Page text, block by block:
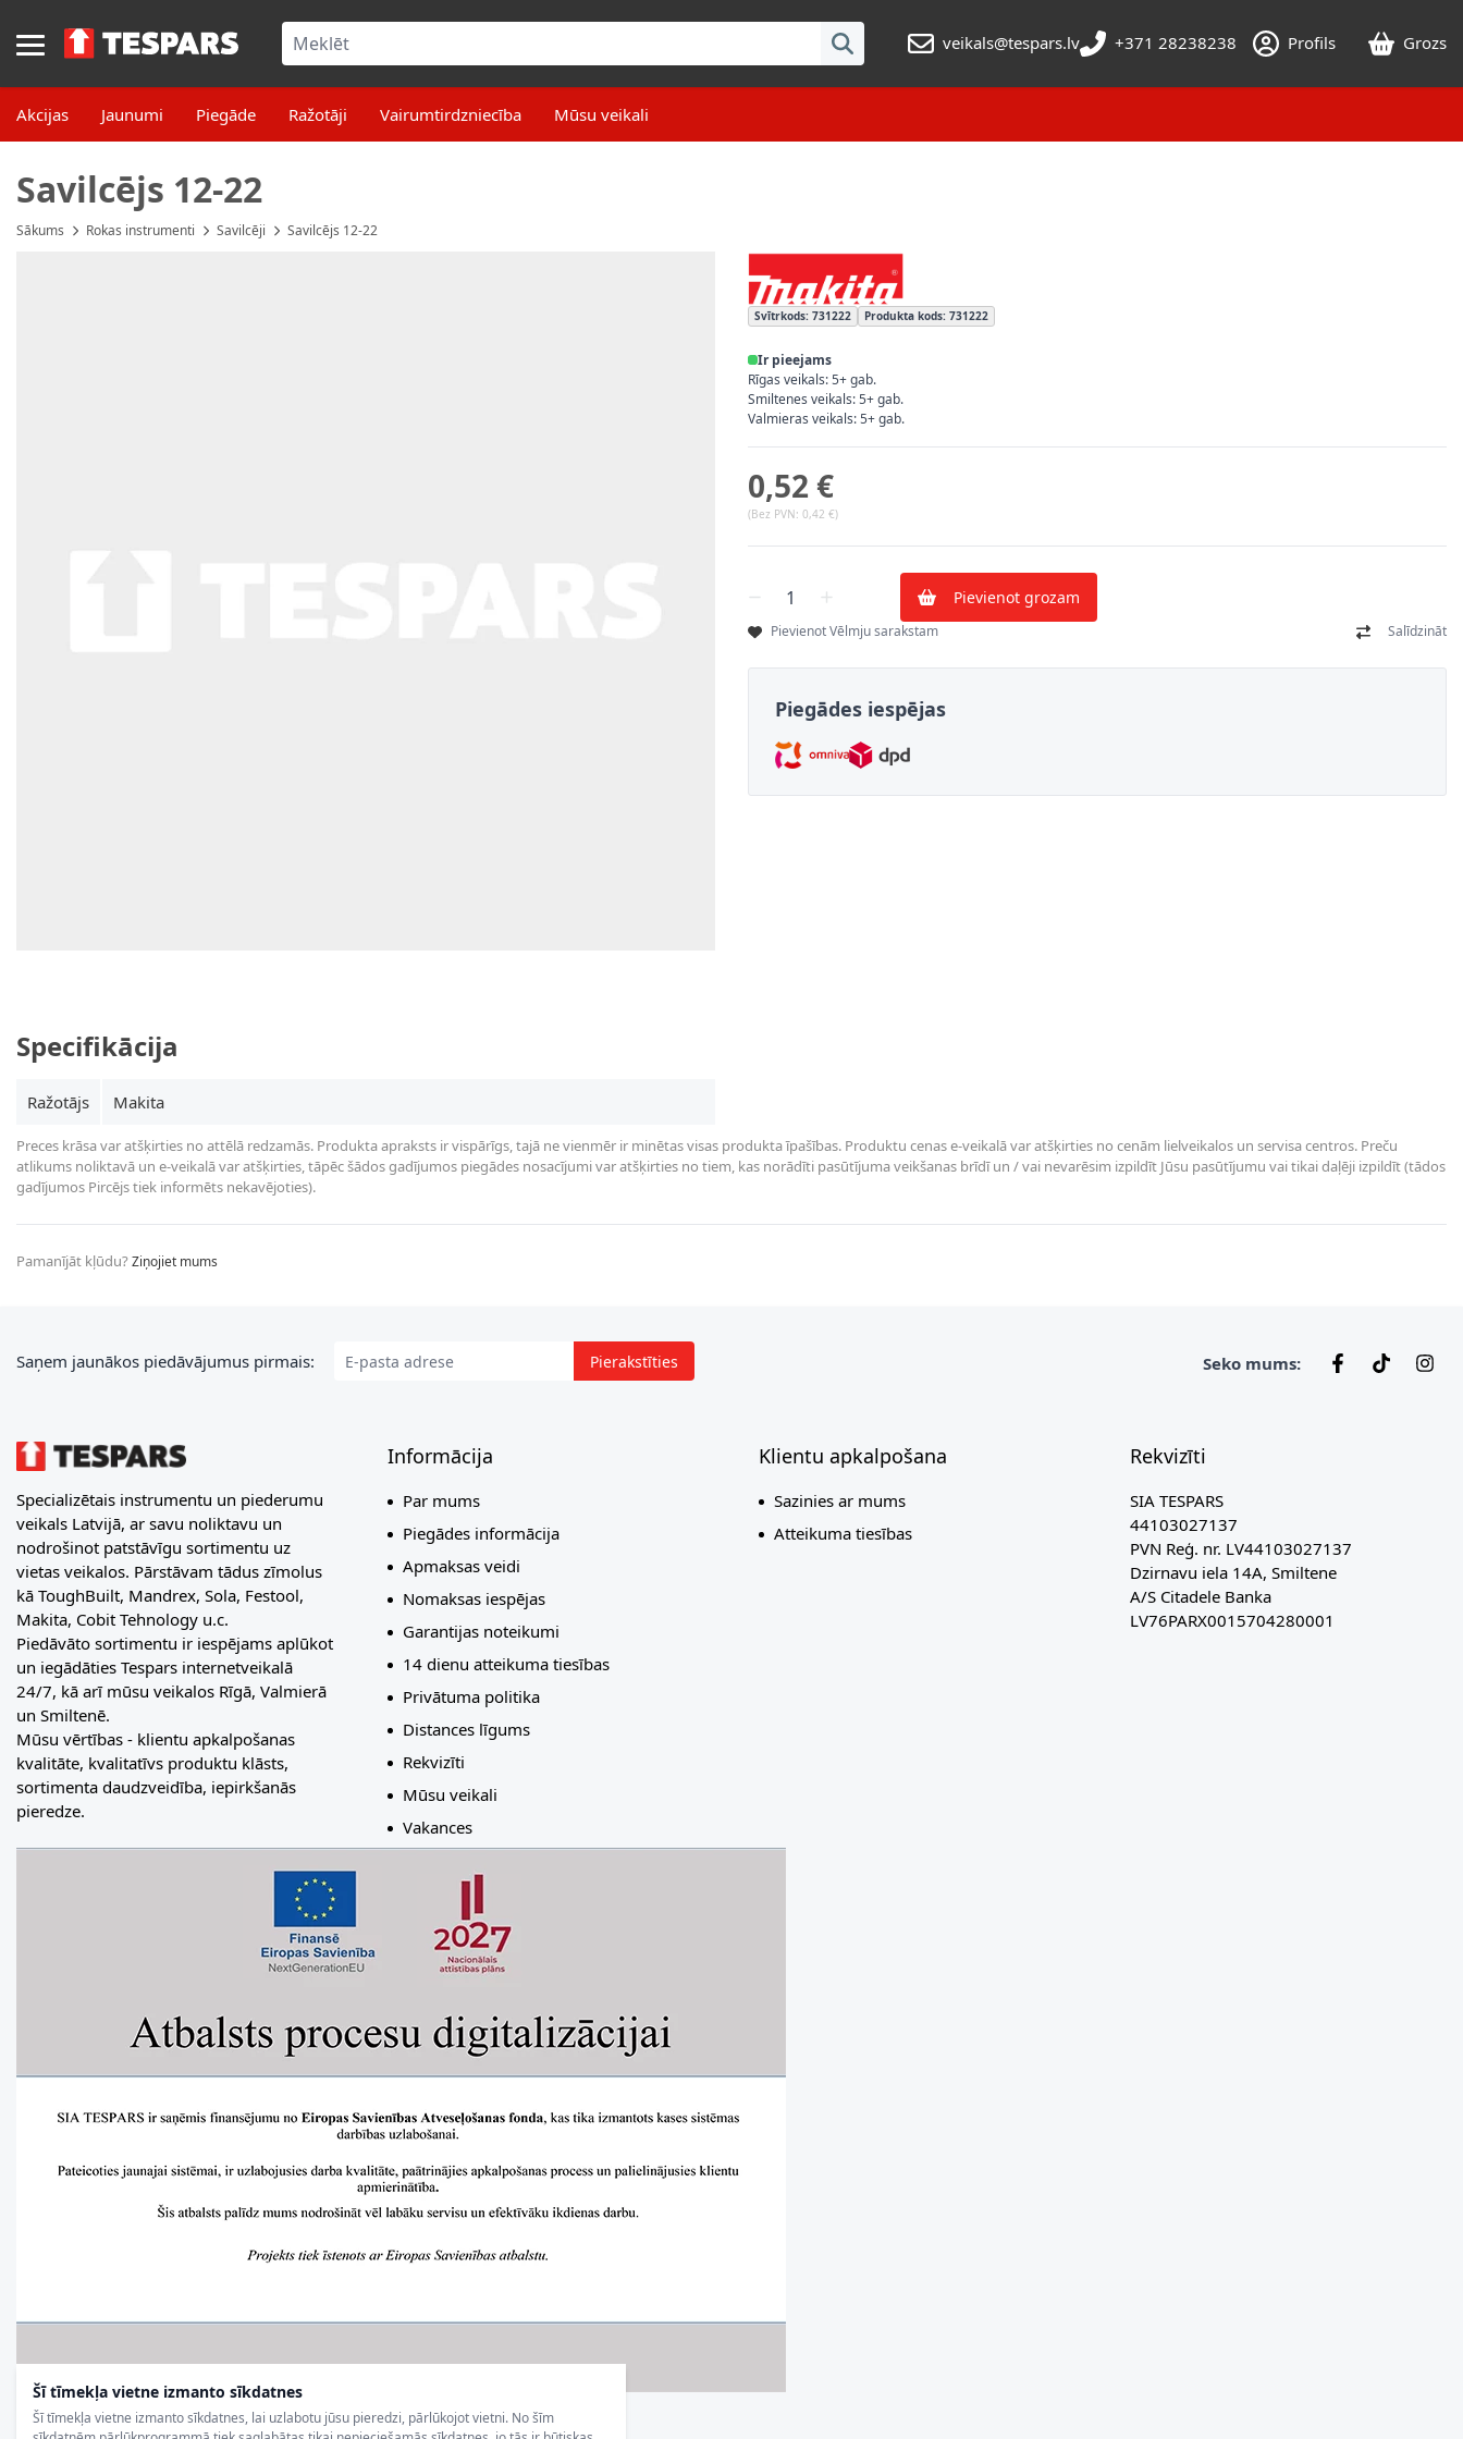
Šī tīmekļa vietne izmanto sīkdatnes
Šī tīmekļa vietne izmanto sīkdatnes, lai uzlabotu jūsu pieredzi, pārlūkojot vietni. No šīm
veikals@tespars.lv
+371 28238238 Profils Grozs
Akcijas Jaunumi Piegāde Ražotāji Vairumtirdzniecība Mūsu veikali
Savilcējs 12-22
Sākums Rokas instrumenti Savilcēji Savilcējs 12-22
Svītrkods: 731222 Produkta kods: 731222
Ir pieejams
Rīgas veikals: 5+ gab.
Smiltenes veikals: 5+ gab.
Valmieras veikals: 5+ gab.
0,52 €
(Bez PVN: 0,42 €)
Skaits Pievienot grozam
Pievienot Vēlmju sarakstam Salīdzināt
Piegādes iespējas
Specifikācija
Ražotājs Makita
Preces krāsa var atšķirties no attēlā redzamās. Produkta apraksts ir vispārīgs, tajā ne vienmēr ir minētas visas produkta īpašības. Produktu cenas e-veikalā var atšķirties no cenām lielveikalos un servisa centros. Preču
atlikums noliktavā un e-veikalā var atšķirties, tāpēc šādos gadījumos piegādes nosacījumi var atšķirties no tiem, kas norādīti pasūtījuma veikšanas brīdī un / vai nevarēsim izpildīt Jūsu pasūtījumu vai tikai daļēji izpildīt (tādos
gadījumos Pircējs tiek informēts nekavējoties).
Pamanījāt kļūdu?Ziņojiet mums
E-pasta adrese
Saņem jaunākos piedāvājumus pirmais: Pierakstīties Seko mums:
Specializētais instrumentu un piederumu
veikals Latvijā, ar savu noliktavu un
nodrošinot patstāvīgu sortimentu uz
vietas veikalos. Pārstāvam tādus zīmolus
kā ToughBuilt, Mandrex, Sola, Festool,
Makita, Cobit Tehnology u.c.
Piedāvāto sortimentu ir iespējams aplūkot
un iegādāties Tespars internetveikalā
24/7, kā arī mūsu veikalos Rīgā, Valmierā
un Smiltenē.
Mūsu vērtības - klientu apkalpošanas
kvalitāte, kvalitatīvs produktu klāsts,
sortimenta daudzveidība, iepirkšanās
pieredze.
Informācija
Par mums
Piegādes informācija
Apmaksas veidi
Nomaksas iespējas
Garantijas noteikumi
14 dienu atteikuma tiesības
Privātuma politika
Distances līgums
Rekvizīti
Mūsu veikali
Vakances
Klientu apkalpošana
Sazinies ar mums
Atteikuma tiesības
Rekvizīti
SIA TESPARS
44103027137
PVN Reģ. nr. LV44103027137
Dzirnavu iela 14A, Smiltene
A/S Citadele Banka
LV76PARX0015704280001